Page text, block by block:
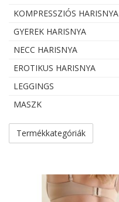
KOMPRESSZIÓS HARISNYA
GYEREK HARISNYA
NECC HARISNYA
EROTIKUS HARISNYA
LEGGINGS
MASZK
Termékkategóriák